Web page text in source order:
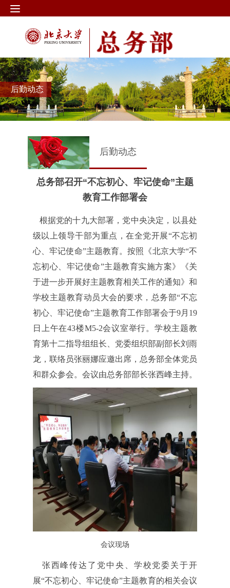
后勤动态
后勤动态
总务部召开“不忘初心、牢记使命”主题
教育工作部署会
根据党的十九大部署，党中央决定，以县处
级以上领导干部为重点，在全党开展“不忘初
心、牢记使命”主题教育。按照《北京大学“不
忘初心、牢记使命”主题教育实施方案》《关
于进一步开展好主题教育相关工作的通知》和
学校主题教育动员大会的要求，总务部“不忘
初心、牢记使命”主题教育工作部署会于9月19
日上午在43楼M5-2会议室举行。学校主题教
育第十二指导组组长、党委组织部副部长刘雨
龙，联络员张丽娜应邀出席，总务部全体党员
和群众参会。会议由总务部部长张西峰主持。
会议现场
张西峰传达了党中央、学校党委关于开
展“不忘初心、牢记使命”主题教育的相关会议